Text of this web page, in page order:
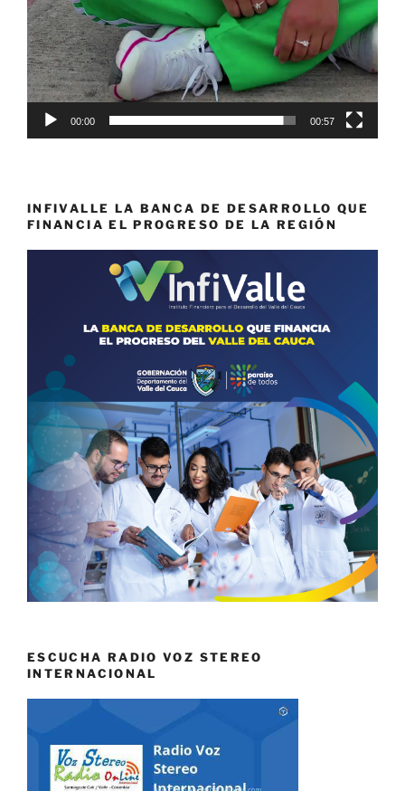
00:00 00:57
INFIVALLE LA BANCA DE DESARROLLO QUE
FINANCIA EL PROGRESO DE LA REGIÓN
ESCUCHA RADIO VOZ STEREO
INTERNACIONAL